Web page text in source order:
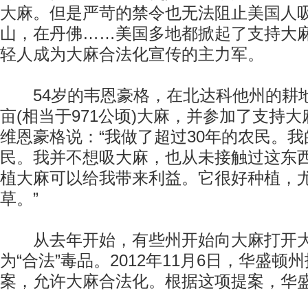
大麻。但是严苛的禁令也无法阻止美国人
山，在丹佛……美国多地都掀起了支持大
轻人成为大麻合法化宣传的主力军。
54岁的韦恩豪格，在北达科他州的耕
亩(相当于971公顷)大麻，并参加了支持
维恩豪格说：“我做了超过30年的农民。
民。我并不想吸大麻，也从未接触过这东
植大麻可以给我带来利益。它很好种植，
草。”
从去年开始，有些州开始向大麻打开
为“合法”毒品。2012年11月6日，华盛顿
案，允许大麻合法化。根据这项提案，华